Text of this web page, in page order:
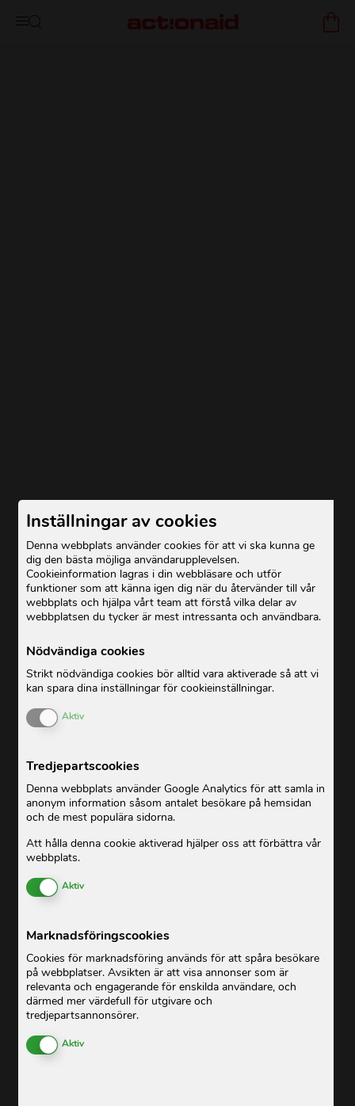
Inställningar av cookies
Denna webbplats använder cookies för att vi ska kunna ge
dig den bästa möjliga användarupplevelsen.
Cookieinformation lagras i din webbläsare och utför
funktioner som att känna igen dig när du återvänder till vår
webbplats och hjälpa vårt team att förstå vilka delar av
webbplatsen du tycker är mest intressanta och användbara.
Nödvändiga cookies
Strikt nödvändiga cookies bör alltid vara aktiverade så att vi
kan spara dina inställningar för cookieinställningar.
Enable or Disable Cookies
Aktiv
Tredjepartscookies
Denna webbplats använder Google Analytics för att samla in
anonym information såsom antalet besökare på hemsidan
och de mest populära sidorna.
Att hålla denna cookie aktiverad hjälper oss att förbättra vår
webbplats.
Enable or Disable Cookies
Aktiv
Marknadsföringscookies
Cookies för marknadsföring används för att spåra besökare
på webbplatser. Avsikten är att visa annonser som är
relevanta och engagerande för enskilda användare, och
därmed mer värdefull för utgivare och
tredjepartsannonsörer.
Enable or Disable Cookies
Aktiv